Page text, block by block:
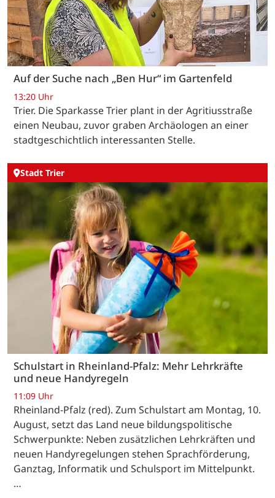
Auf der Suche nach „Ben Hur“ im Gartenfeld
13:20 Uhr
Trier. Die Sparkasse Trier plant in der Agritiusstraße
einen Neubau, zuvor graben Archäologen an einer
stadtgeschichtlich interessanten Stelle.
Stadt Trier
Schulstart in Rheinland-Pfalz: Mehr Lehrkräfte
und neue Handyregeln
11:09 Uhr
Rheinland-Pfalz (red). Zum Schulstart am Montag, 10.
August, setzt das Land neue bildungspolitische
Schwerpunkte: Neben zusätzlichen Lehrkräften und
neuen Handyregelungen stehen Sprachförderung,
Ganztag, Informatik und Schulsport im Mittelpunkt.
…